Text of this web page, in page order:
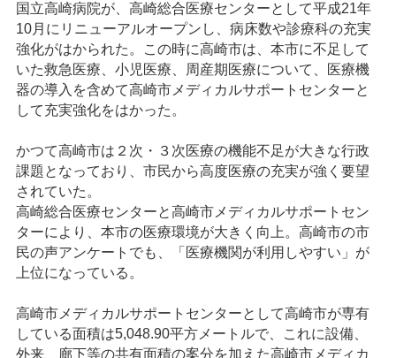
国立高崎病院が、高崎総合医療センターとして平成21年
10月にリニューアルオープンし、病床数や診療科の充実
強化がはかられた。この時に高崎市は、本市に不足して
いた救急医療、小児医療、周産期医療について、医療機
器の導入を含めて高崎市メディカルサポートセンターと
して充実強化をはかった。
かつて高崎市は２次・３次医療の機能不足が大きな行政
課題となっており、市民から高度医療の充実が強く要望
されていた。
高崎総合医療センターと高崎市メディカルサポートセン
ターにより、本市の医療環境が大きく向上。高崎市の市
民の声アンケートでも、「医療機関が利用しやすい」が
上位になっている。
高崎市メディカルサポートセンターとして高崎市が専有
している面積は5,048.90平方メートルで、これに設備、
外来、廊下等の共有面積の案分を加えた高崎市メディカ